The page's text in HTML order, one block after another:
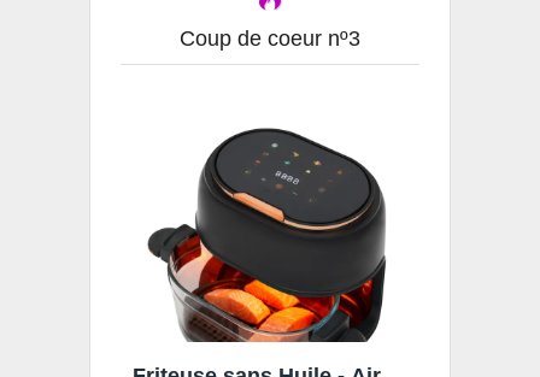
Coup de coeur nº3